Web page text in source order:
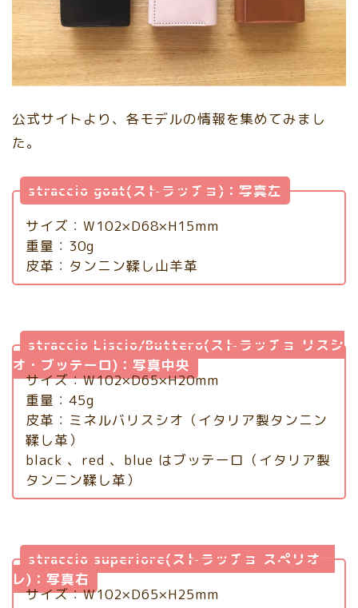
公式サイトより、各モデルの情報を集めてみまし
た。
straccio goat(ストラッチョ)：写真左
サイズ：W102×D68×H15mm
重量：30g
皮革：タンニン鞣し山羊革
straccio Liscio/Buttero(ストラッチョ リスシ
オ・ブッテーロ)：写真中央
サイズ：W102×D65×H20mm
重量：45g
皮革：ミネルバリスシオ（イタリア製タンニン
鞣し革）
black 、red 、blue はブッテーロ（イタリア製
タンニン鞣し革）
straccio superiore(ストラッチョ スペリオー
レ)：写真右
サイズ：W102×D65×H25mm